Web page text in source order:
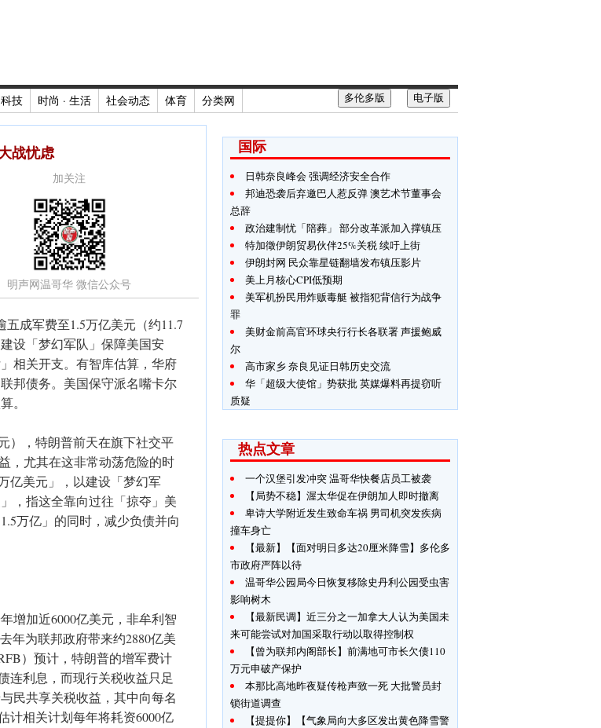
技 时尚 · 生活 社会动态 体育 分类网 电子版
多伦多版
战忧虑
加关注
明声网温哥华 微信公众号
成军费至1.5万亿美元（约11.7
设「梦幻军队」保障美国安
相关开支。有智库估算，华府
邦债务。美国保守派名嘴卡尔
。
），特朗普前天在旗下社交平
，尤其在这非常动荡危险的时
亿美元」，以建设「梦幻军
，指这全靠向过往「掠夺」美
万亿」的同时，减少负债并向
增加近6000亿美元，非牟利智
年为联邦政府带来约2880亿美
）预计，特朗普的增军费计
连利息，而现行关税收益只足
民共享关税收益，其中向每名
计相关计划每年将耗资6000亿
国际
日韩奈良峰会 强调经济安全合作
邦迪恐袭后弃邀巴人惹反弹 澳艺术节董事会
总辞
政治建制忧「陪葬」 部分改革派加入撑镇压
特加徵伊朗贸易伙伴25%关税 续吁上街
伊朗封网 民众靠星链翻墙发布镇压影片
美上月核心CPI低预期
美军机扮民用炸贩毒艇 被指犯背信行为战争
罪
美财金前高官环球央行行长各联署 声援鲍威
尔
高市家乡 奈良见证日韩历史交流
华「超级大使馆」势获批 英媒爆料再提窃听
质疑
热点文章
一个汉堡引发冲突 温哥华快餐店员工被袭
【局势不稳】渥太华促在伊朗加人即时撤离
卑诗大学附近发生致命车祸 男司机突发疾病
撞车身亡
【最新】【面对明日多达20厘米降雪】多伦多
市政府严阵以待
温哥华公园局今日恢复移除史丹利公园受虫害
影响树木
【最新民调】近三分之一加拿大人认为美国未
来可能尝试对加国采取行动以取得控制权
【曾为联邦内阁部长】前满地可市长欠债110
万元申破产保护
本那比高地昨夜疑传枪声致一死 大批警员封
锁街道调查
【提提你】【气象局向大多区发出黄色降雪警